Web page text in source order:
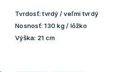
Tvrdosť:tvrdý / veľmi tvrdý
Nosnosť: 130 kg / lôžko
Výška: 21 cm